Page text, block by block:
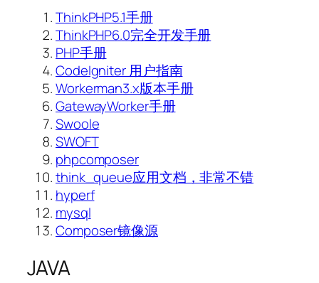
ThinkPHP5.1手册
ThinkPHP6.0完全开发手册
PHP手册
CodeIgniter 用户指南
Workerman3.x版本手册
GatewayWorker手册
Swoole
SWOFT
phpcomposer
think_queue应用文档，非常不错
hyperf
mysql
Composer镜像源
JAVA